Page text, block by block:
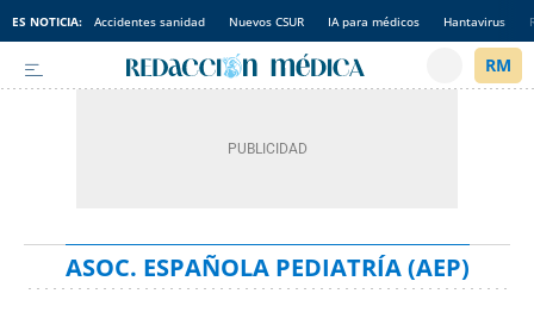
ES NOTICIA: Accidentes sanidad Nuevos CSUR IA para médicos Hantavirus
ASOC. ESPAÑOLA PEDIATRÍA (AEP)